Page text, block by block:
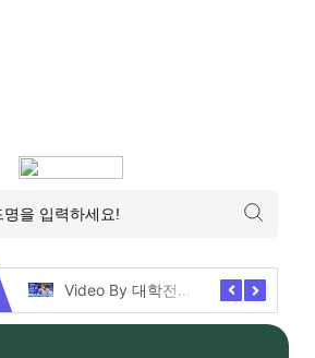
Video By 대학전쟁 시즌 3 전편 공개 완료!